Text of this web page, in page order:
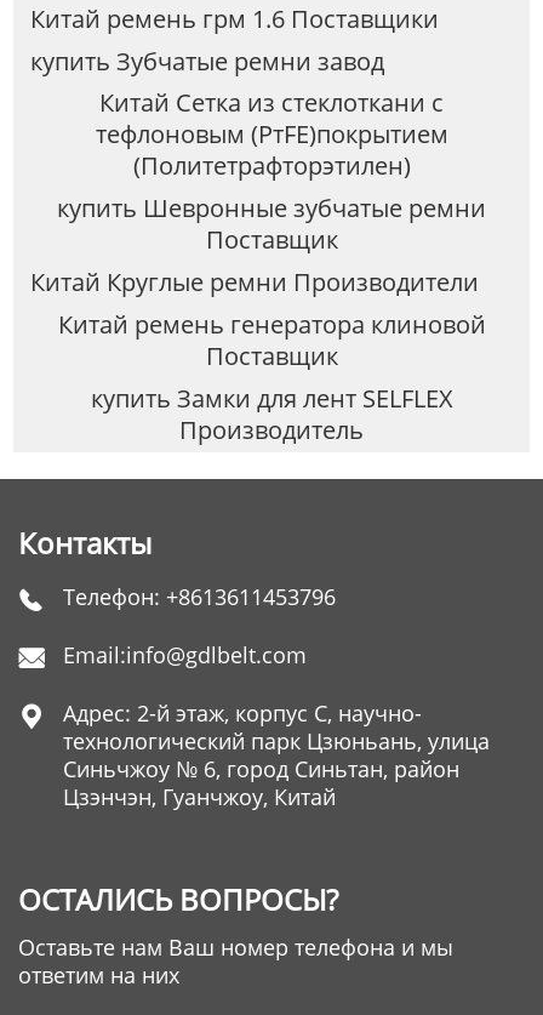
Китай ремень грм 1.6 Поставщики
купить Зубчатые ремни завод
Китай Cетка из стеклоткани с
тефлоновым (PтFE)покрытием
(Политетрафторэтилен)
купить Шевронные зубчатые ремни
Поставщик
Китай Круглые ремни Производители
Китай ремень генератора клиновой
Поставщик
купить Замки для лент SELFLEX
Производитель
Контакты
 Телефон: +8613611453796
 Email:info@gdlbelt.com

Адрес: 2-й этаж, корпус C, научно-
технологический парк Цзюньань, улица
Синьчжоу № 6, город Синьтан, район
Цзэнчэн, Гуанчжоу, Китай
ОСТАЛИСЬ ВОПРОСЫ?
Оставьте нам Ваш номер телефона и мы
ответим на них